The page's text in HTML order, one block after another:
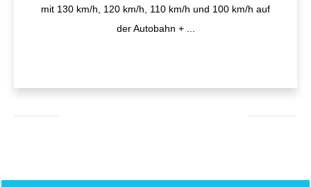
mit 130 km/h, 120 km/h, 110 km/h und 100 km/h auf
der Autobahn +